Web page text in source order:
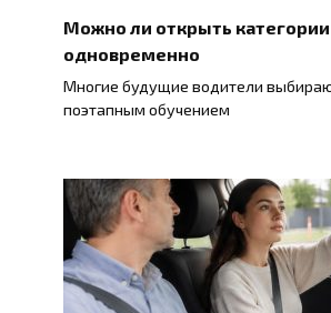
Можно ли открыть категории
одновременно
Многие будущие водители
поэтапным обучением